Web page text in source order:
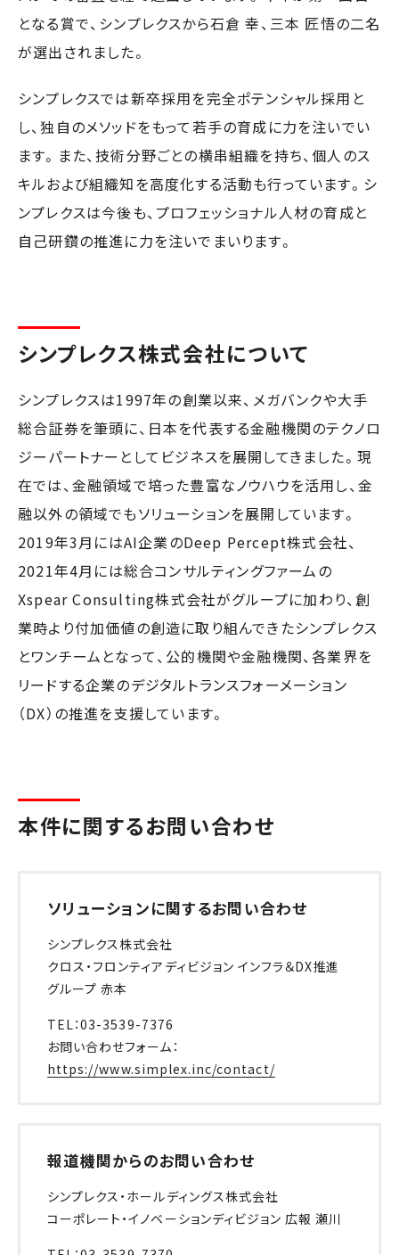
となる賞で、シンプレクスから石倉 幸、三本 匠悟の二名
が選出されました。
シンプレクスでは新卒採用を完全ポテンシャル採用と
し、独自のメソッドをもって若手の育成に力を注いでい
ます。また、技術分野ごとの横串組織を持ち、個人のス
キルおよび組織知を高度化する活動も行っています。シ
ンプレクスは今後も、プロフェッショナル人材の育成と
自己研鑽の推進に力を注いでまいります。
シンプレクス株式会社について
シンプレクスは1997年の創業以来、メガバンクや大手
総合証券を筆頭に、日本を代表する金融機関のテクノロ
ジーパートナーとしてビジネスを展開してきました。現
在では、金融領域で培った豊富なノウハウを活用し、金
融以外の領域でもソリューションを展開しています。
2019年3月にはAI企業のDeep Percept株式会社、
2021年4月には総合コンサルティングファームの
Xspear Consulting株式会社がグループに加わり、創
業時より付加価値の創造に取り組んできたシンプレクス
とワンチームとなって、公的機関や金融機関、各業界を
リードする企業のデジタルトランスフォーメーション
（DX）の推進を支援しています。
本件に関するお問い合わせ
ソリューションに関するお問い合わせ
シンプレクス株式会社
クロス・フロンティアディビジョン インフラ＆DX推進
グループ 赤本
TEL：03-3539-7376
お問い合わせフォーム：
https://www.simplex.inc/contact/
報道機関からのお問い合わせ
シンプレクス・ホールディングス株式会社
コーポレート・イノベーションディビジョン 広報 瀬川